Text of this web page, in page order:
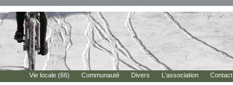
Vie locale (66) Communauté Divers L'association Contact